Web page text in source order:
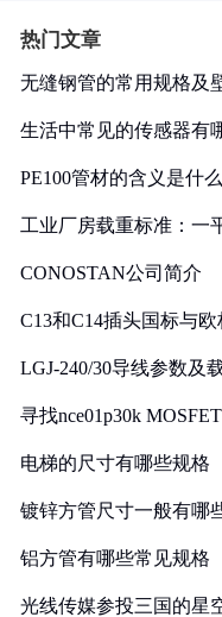
热门文章
无缝钢管的常用规格及
生活中常见的传感器有
PE100管材的含义是什么
工业厂房载重标准：一
CONOSTAN公司简介
C13和C14插头国标与
LGJ-240/30导线参数及
寻找nce01p30k
电梯的尺寸有哪些规格
镀锌方管尺寸一般有哪
铝方管有哪些常见规格
光线传媒参投三国的星